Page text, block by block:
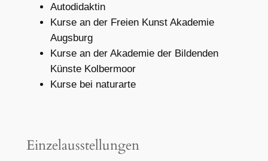
Autodidaktin
Kurse an der Freien Kunst Akademie
Augsburg
Kurse an der Akademie der Bildenden
Künste Kolbermoor
Kurse bei naturarte
Einzelausstellungen